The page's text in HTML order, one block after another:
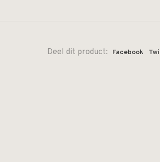
Deel dit product: Facebook